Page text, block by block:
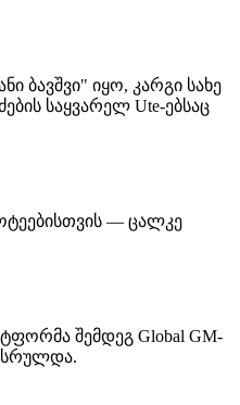
ბავშვი" იყო, კარგი სახე
საყვარელ Ute-ებსაც
— ცალკე
შემდეგ Global GM-